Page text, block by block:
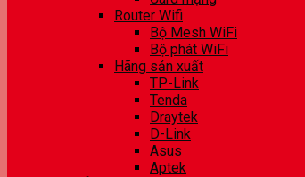
Router Wifi
Bộ Mesh WiFi
Bộ phát WiFi
Hãng sản xuất
TP-Link
Tenda
Draytek
D-Link
Asus
Aptek